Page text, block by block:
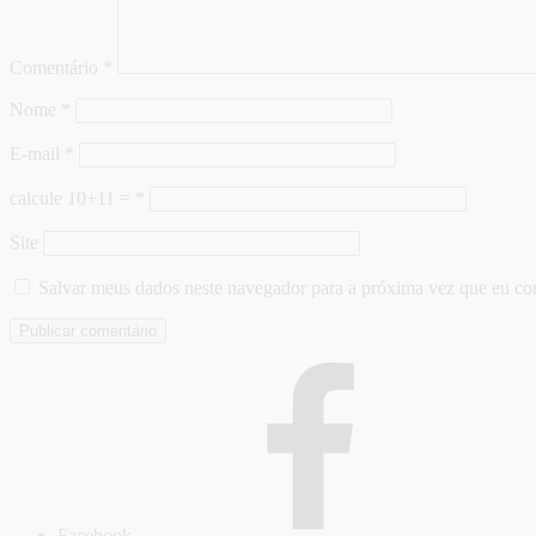
Comentário
Nome
E-mail
calcule 10+11 =
Site
Salvar meus dados neste navegador para a próxima vez que eu